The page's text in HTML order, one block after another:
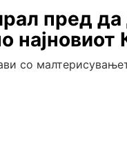
пред да
со